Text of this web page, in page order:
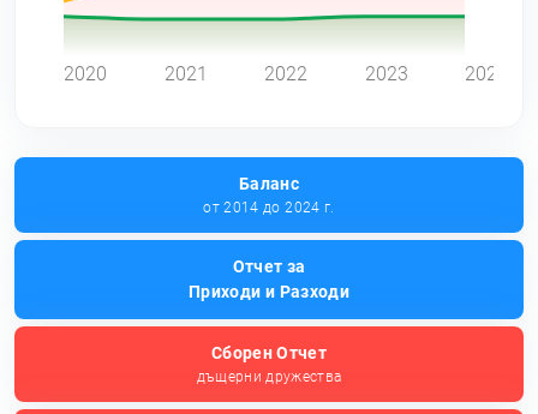
2020 2021 2022 2023 2024
Баланс
от 2014 до 2024 г.
Отчет за
Приходи и Разходи
Сборен Отчет
дъщерни дружества